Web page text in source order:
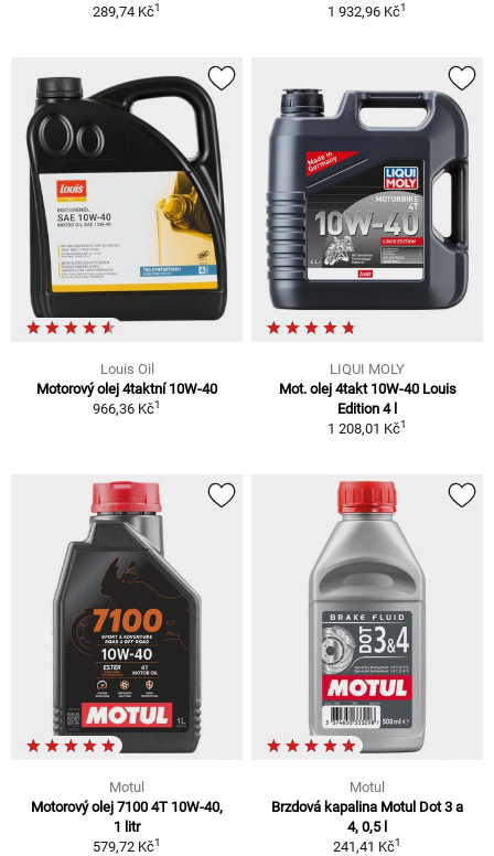
289,74 Kč1 1 932,96 Kč1
Louis Oil
Motorový olej 4taktní 10W-40
966,36 Kč1
LIQUI MOLY
Mot. olej 4takt 10W-40 Louis
Edition 4 l
1 208,01 Kč1
Motul
Motorový olej 7100 4T 10W-40,
1 litr
579,72 Kč1
Motul
Brzdová kapalina Motul Dot 3 a
4, 0,5 l
241,41 Kč1